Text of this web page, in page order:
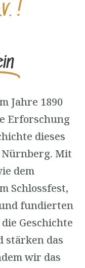
!
Jahre 1890
Erforschung
dieses
Mit
dem
Schlossfest,
fundierten
Geschichte
stärken das
wir das